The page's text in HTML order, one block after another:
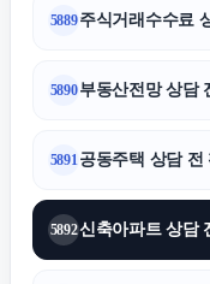
5889주식거래수수료
5890부동산전망 상담
5891 공동주택 상담 전
5892